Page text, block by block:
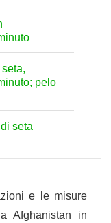
pelo
seta
e le misure
Afghanistan in